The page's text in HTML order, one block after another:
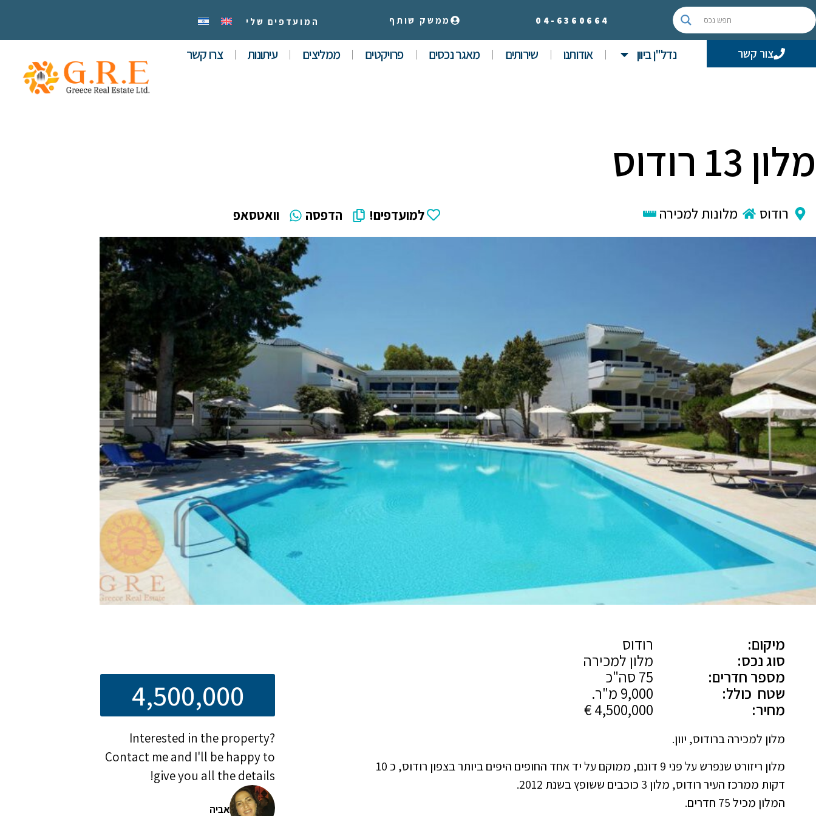
04- 6360664 ממשק שותף המועדפים שלי
צור קשר נדל"ן ביוון אודותנו שירותים מאגר נכסים פרויקטים ממליצים עיתונות צרו קשר
מלון 13 רודוס
רודוס מלונות למכירה למועדפים! הדפסה וואטסאפ
מיקום:
רודוס
סוג נכס:
מלון למכירה
מספר חדרים:
שטח כולל:
מחיר:
מלון למכירה ברודוס, יוון.
מלון ריזורט שנפרש על פני 9 דונם, ממוקם על יד אחד החופים היפים ביותר בצפון רודוס, כ 10
דקות ממרכז העיר רודוס, מלון 3 כוכבים ששופץ בשנת 2012.
המלון מכיל 75 חדרים.
4,500,000
Interested in the property?
Contact me and I'll be happy to
give you all the details!
אביה